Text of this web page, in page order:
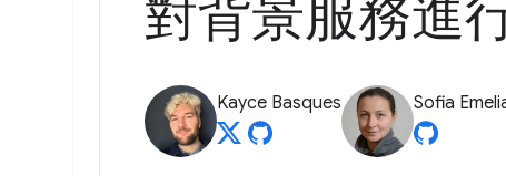
對背景服務進
Kayce Basques Sofia